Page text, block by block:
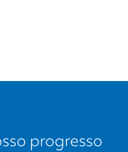
progresso